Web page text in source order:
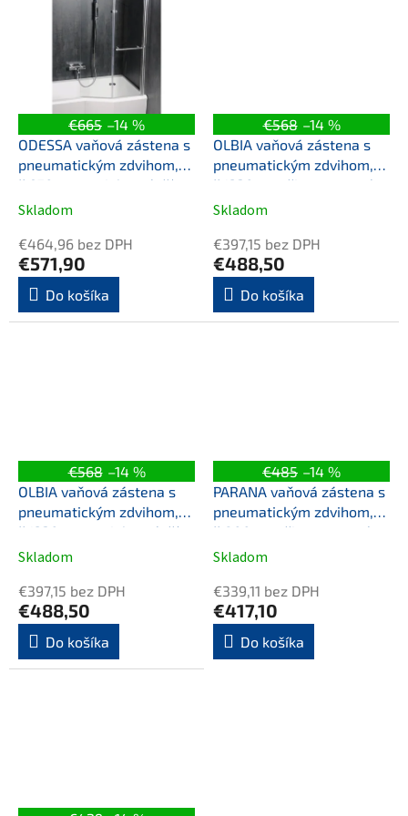
€665 –14 %
ODESSA vaňová zástena s
pneumatickým zdvihom,
š.970mm, strieborná, číre
sklo
Skladom
€464,96 bez DPH
€571,90
Do košíka
€568 –14 %
OLBIA vaňová zástena s
pneumatickým zdvihom,
š.1230mm, čierna matná,
číre sklo
Skladom
€397,15 bez DPH
€488,50
Do košíka
€568 –14 %
OLBIA vaňová zástena s
pneumatickým zdvihom,
š.1230mm, strieborná, číre
sklo
Skladom
€397,15 bez DPH
€488,50
Do košíka
€485 –14 %
PARANA vaňová zástena s
pneumatickým zdvihom,
š.800mm, čierna matná,
číre sklo
Skladom
€339,11 bez DPH
€417,10
Do košíka